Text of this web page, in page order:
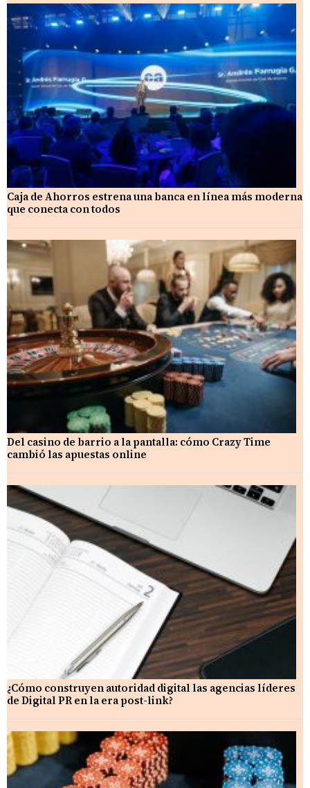
Caja de Ahorros estrena una banca en línea más moderna
que conecta con todos
Del casino de barrio a la pantalla: cómo Crazy Time
cambió las apuestas online
¿Cómo construyen autoridad digital las agencias líderes
de Digital PR en la era post-link?